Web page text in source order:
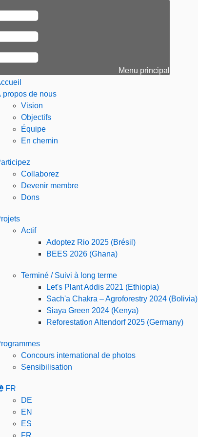
Menu principal
propos de nous
Vision
Objectifs
Équipe
En chemin
Collaborez
Devenir membre
Dons
Actif
Adoptez Rio 2025 (Brésil)
BEES 2026 (Ghana)
Terminé / Suivi à long terme
Let's Plant Addis 2021 (Ethiopia)
Sach'a Chakra – Agroforestry 2024 (Bolivia)
Siaya Green 2024 (Kenya)
Reforestation Altendorf 2025 (Germany)
Concours international de photos
Sensibilisation
FR
DE
EN
ES
FR